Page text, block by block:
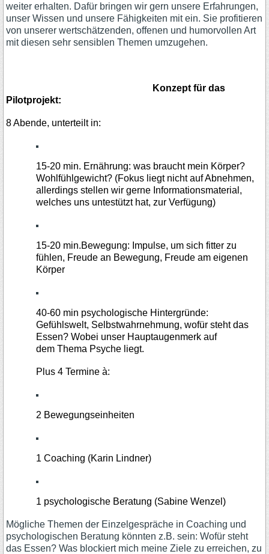
weiter erhalten. Dafür bringen wir gern unsere Erfahrungen,
unser Wissen und unsere Fähigkeiten mit ein. Sie profitieren
von unserer wertschätzenden, offenen und humorvollen Art
mit diesen sehr sensiblen Themen umzugehen.
Konzept für das
Pilotprojekt:
8 Abende, unterteilt in:
15-20 min. Ernährung: was braucht mein Körper?
Wohlfühlgewicht? (Fokus liegt nicht auf Abnehmen,
allerdings stellen wir gerne Informationsmaterial,
welches uns untestützt hat, zur Verfügung)
15-20 min.Bewegung: Impulse, um sich fitter zu
fühlen, Freude an Bewegung, Freude am eigenen
Körper
40-60 min psychologische Hintergründe:
Gefühlswelt, Selbstwahrnehmung, wofür steht das
Essen? Wobei unser Hauptaugenmerk auf
dem Thema Psyche liegt.
Plus 4 Termine à:
2 Bewegungseinheiten
1 Coaching (Karin Lindner)
1 psychologische Beratung (Sabine Wenzel)
Mögliche Themen der Einzelgespräche in Coaching und
psychologischen Beratung könnten z.B. sein: Wofür steht
das Essen? Was blockiert mich meine Ziele zu erreichen, zu